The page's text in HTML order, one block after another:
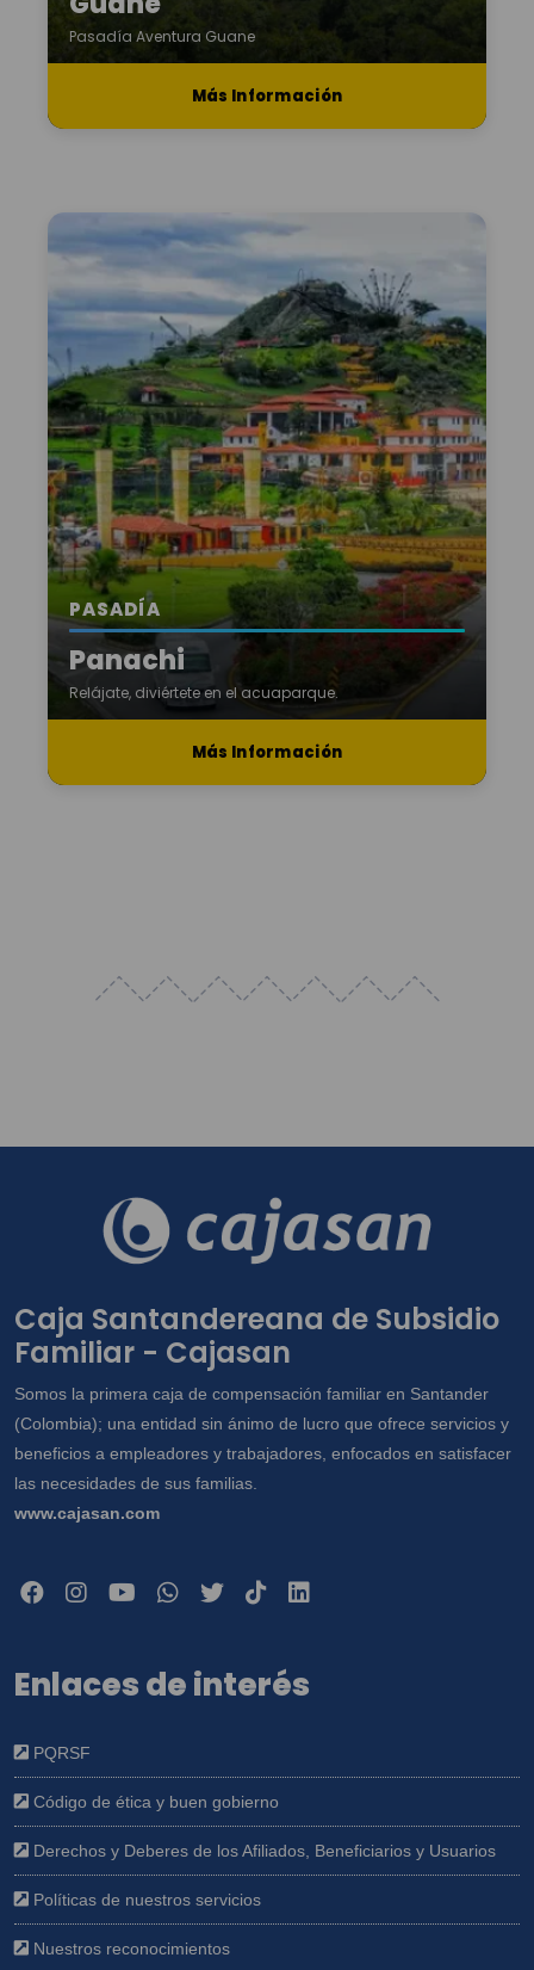
Pasadía Aventura Guane
Más Información
PASADÍA
Panachi
Relájate, diviértete en el acuaparque.
Más Información
Caja Santandereana de Subsidio
Familiar - Cajasan
Somos la primera caja de compensación familiar en Santander
(Colombia); una entidad sin ánimo de lucro que ofrece servicios y
beneficios a empleadores y trabajadores, enfocados en satisfacer
las necesidades de sus familias.
www.cajasan.com
Enlaces de interés
PQRSF
Código de ética y buen gobierno
Derechos y Deberes de los Afiliados, Beneficiarios y Usuarios
Políticas de nuestros servicios
Nuestros reconocimientos